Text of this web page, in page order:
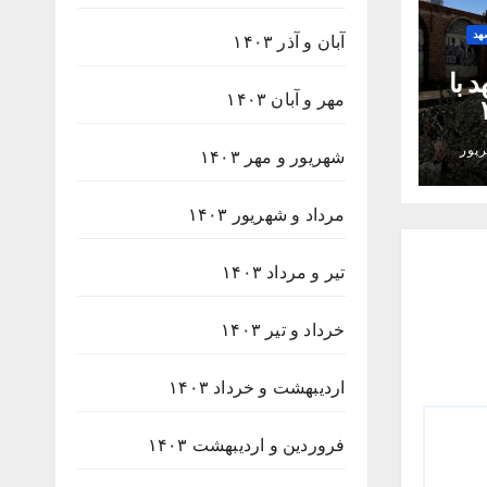
با
آبان و آذر ۱۴۰۳
مهر و آبان ۱۴۰۳
شهریور و مهر ۱۴۰۳
مرداد و شهریور ۱۴۰۳
تیر و مرداد ۱۴۰۳
خرداد و تیر ۱۴۰۳
اردیبهشت و خرداد ۱۴۰۳
فروردین و اردیبهشت ۱۴۰۳